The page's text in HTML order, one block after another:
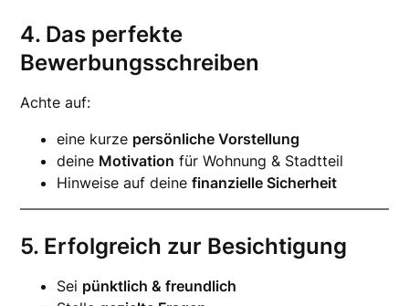
4. Das perfekte
Bewerbungsschreiben
Achte auf:
eine kurze persönliche Vorstellung
deine Motivation für Wohnung & Stadtteil
Hinweise auf deinefinanzielle Sicherheit
5. Erfolgreich zur Besichtigung
Sei pünktlich & freundlich